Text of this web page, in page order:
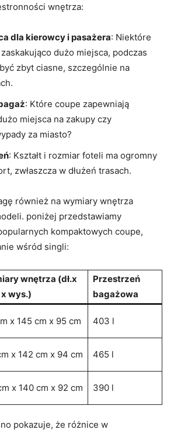
wnętrza:
dla kierowcy i pasażera: Niektóre ​
dużo miejsca, podczas
zbyt ciasne,‌ szczególnie na⁣
: Które coupe zapewniają
miejsca na zakupy czy
za miasto?
:⁢ Kształt i rozmiar‌ foteli ma ogromny
zwłaszcza ⁤w dłużeń trasach.
również ⁢na wymiary wnętrza
poniżej przedstawiamy
kompaktowych coupe,
wśród singli:
wnętrza (dł.x
wys.)
Przestrzeń
bagażowa
x 145 cm ⁢x 95 cm 403 l
x‍ 142 cm x 94 cm 465 l
x​ 140 cm x 92 cm 390 l
pokazuje, że różnice w‍